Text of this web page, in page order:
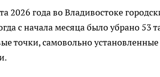
2026 года во Владивостоке
с начала месяца было убрано 53
точки, самовольно